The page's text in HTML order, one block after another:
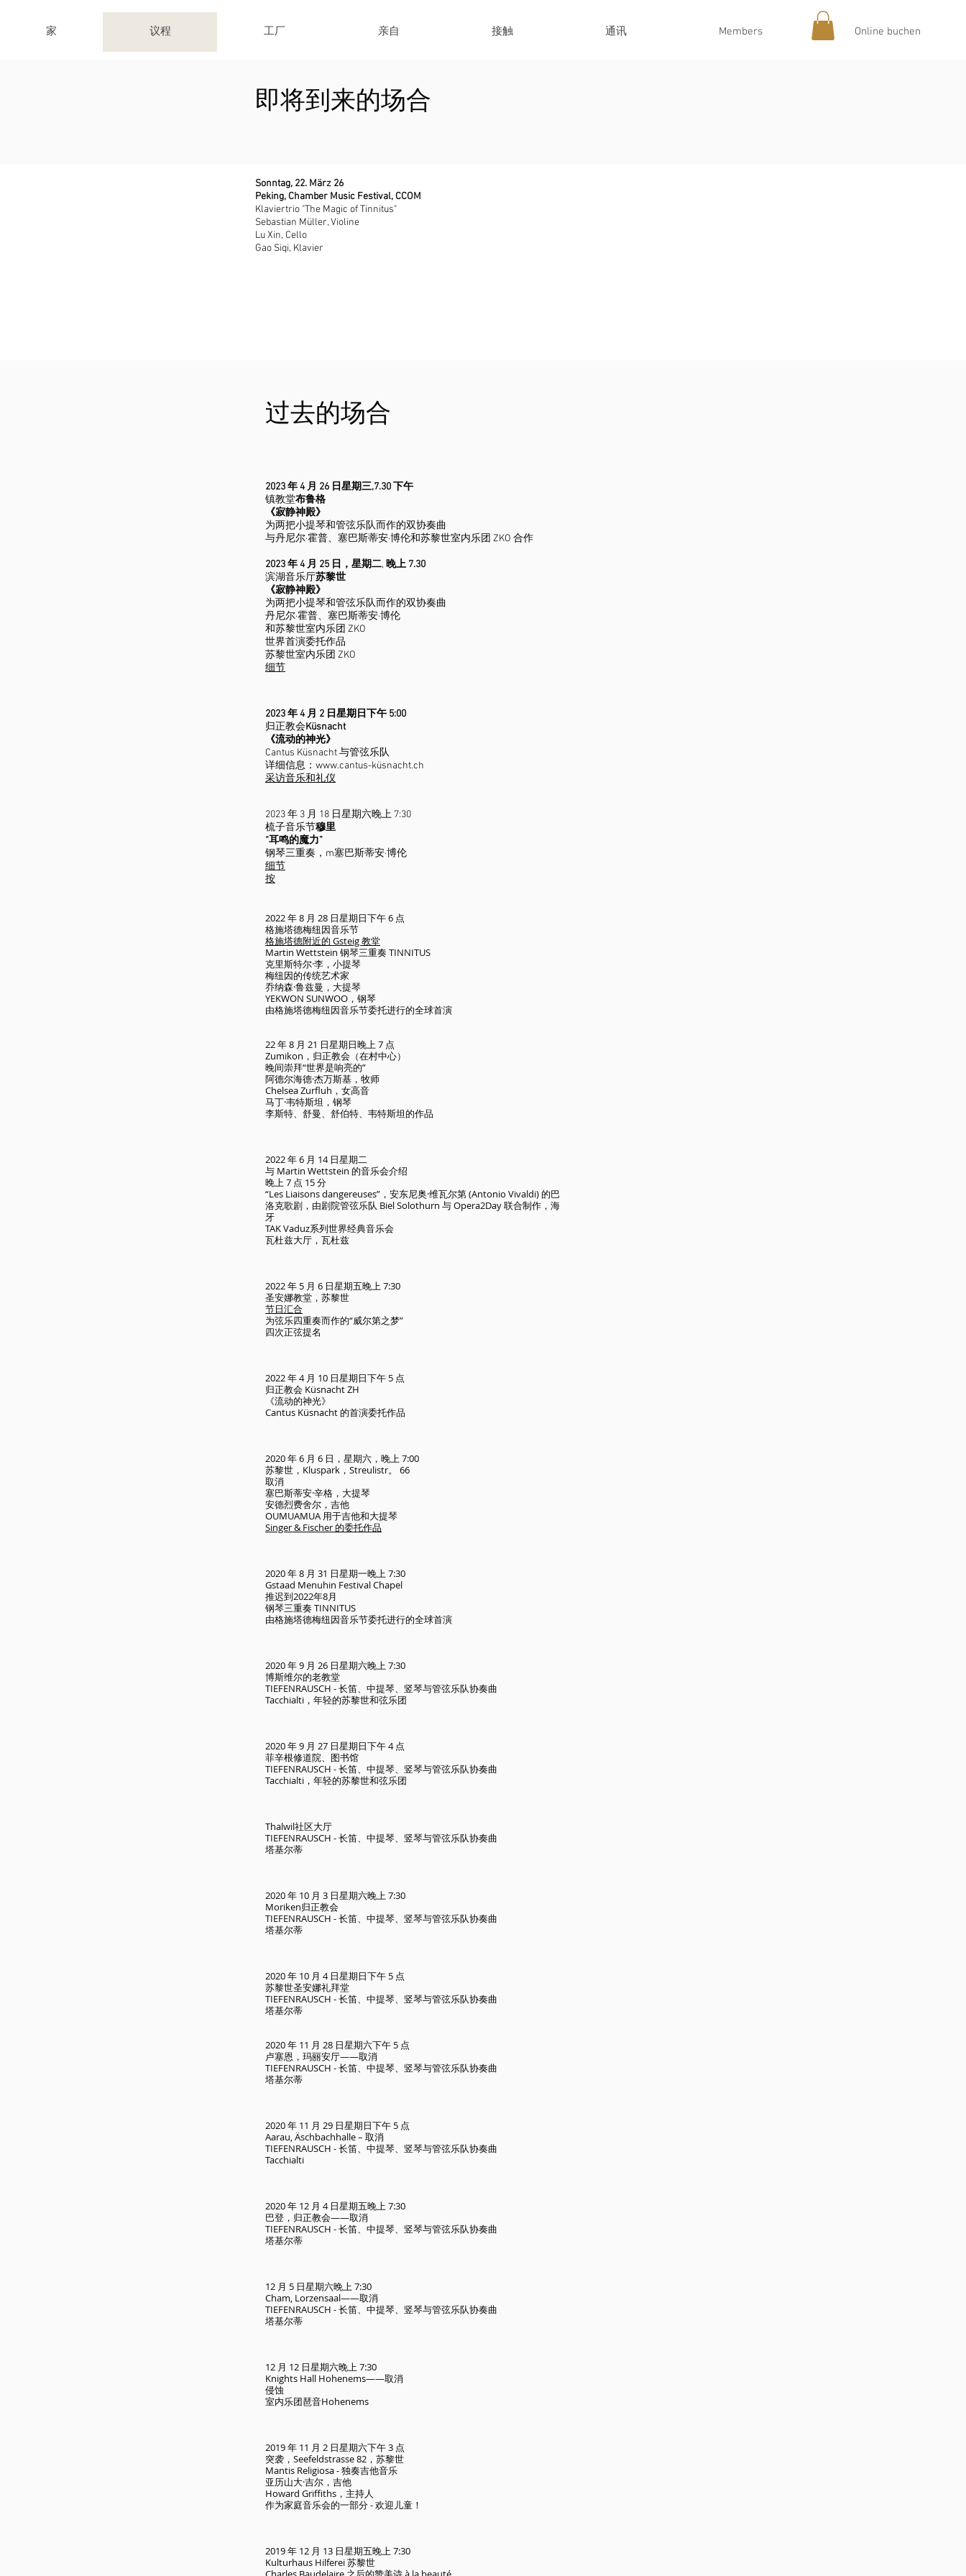
家 议程 工厂 亲自 接触 通讯 Members Online buchen
即将到来的场合
Sonntag, 22. März 26
Peking, Chamber Music Festival, CCOM
Klaviertrio "The Magic of Tinnitus"
Sebastian Müller, Violine
Lu Xin, Cello
Gao Siqi, Klavier
过去的场合
2023 年 4 月 26 日星期三,7.30 下午
镇教堂布鲁格
《寂静神殿》
为两把小提琴和管弦乐队而作的双协奏曲
与丹尼尔·霍普、塞巴斯蒂安·博伦和苏黎世室内乐团 ZKO 合作
2023 年 4 月 25 日，星期二, 晚上 7.30
滨湖音乐厅苏黎世
《寂静神殿》
为两把小提琴和管弦乐队而作的双协奏曲
丹尼尔·霍普、塞巴斯蒂安·博伦
和苏黎世室内乐团 ZKO
世界首演委托作品
苏黎世室内乐团 ZKO
细节
2023 年 4 月 2 日星期日下午 5:00
归正教会Küsnacht
《流动的神光》
Cantus Küsnacht 与管弦乐队
详细信息： www.cantus-küsnacht.ch
采访音乐和礼仪
2023 年 3 月 18 日星期六晚上 7:30
梳子音乐节穆里
“耳鸣的魔力”
钢琴三重奏，m塞巴斯蒂安·博伦
细节
按
2022 年 8 月 28 日星期日下午 6 点
格施塔德梅纽因音乐节
格施塔德附近的 Gsteig 教堂
Martin Wettstein 钢琴三重奏 TINNITUS
克里斯特尔·李，小提琴
梅纽因的传统艺术家
乔纳森·鲁兹曼，大提琴
YEKWON SUNWOO，钢琴
由格施塔德梅纽因音乐节委托进行的全球首演
22 年 8 月 21 日星期日晚上 7 点
Zumikon，归正教会（在村中心）
晚间崇拜“世界是响亮的”
阿德尔海德·杰万斯基，牧师
Chelsea Zurfluh，女高音
马丁·韦特斯坦，钢琴
李斯特、舒曼、舒伯特、韦特斯坦的作品
2022 年 6 月 14 日星期二
与 Martin Wettstein 的音乐会介绍
晚上 7 点 15 分
“Les Liaisons dangereuses”，安东尼奥·维瓦尔第 (Antonio Vivaldi) 的巴
洛克歌剧，由剧院管弦乐队 Biel Solothurn 与 Opera2Day 联合制作，海
牙
TAK Vaduz系列世界经典音乐会
瓦杜兹大厅，瓦杜兹​
2022 年 5 月 6 日星期五晚上 7:30
圣安娜教堂，苏黎世
节日汇合
为弦乐四重奏而作的“威尔第之梦”
四次正弦提名
2022 年 4 月 10 日星期日下午 5 点
归正教会 Küsnacht ZH
《流动的神光》
Cantus Küsnacht 的首演委托作品
2020 年 6 月 6 日，星期六，晚上 7:00
苏黎世，Kluspark，Streulistr。 66
取消
塞巴斯蒂安·辛格，大提琴
安德烈费舍尔，吉他
​OUMUAMUA 用于吉他和大提琴
Singer & Fischer 的委托作品
2020 年 8 月 31 日星期一晚上 7:30
Gstaad Menuhin Festival Chapel
推迟到2022年8月
钢琴三重奏 TINNITUS
由格施塔德梅纽因音乐节委托进行的全球首演
2020 年 9 月 26 日星期六晚上 7:30
博斯维尔的老教堂
TIEFENRAUSCH - 长笛、中提琴、竖琴与管弦乐队协奏曲
Tacchialti，年轻的苏黎世和弦乐团
2020 年 9 月 27 日星期日下午 4 点
菲辛根修道院、图书馆
TIEFENRAUSCH - 长笛、中提琴、竖琴与管弦乐队协奏曲
Tacchialti，年轻的苏黎世和弦乐团
Thalwil社区大厅
TIEFENRAUSCH - 长笛、中提琴、竖琴与管弦乐队协奏曲
塔基尔蒂
2020 年 10 月 3 日星期六晚上 7:30
Moriken归正教会
TIEFENRAUSCH - 长笛、中提琴、竖琴与管弦乐队协奏曲
塔基尔蒂
2020 年 10 月 4 日星期日下午 5 点
苏黎世圣安娜礼拜堂
TIEFENRAUSCH - 长笛、中提琴、竖琴与管弦乐队协奏曲
塔基尔蒂
2020 年 11 月 28 日星期六下午 5 点
卢塞恩，玛丽安厅——取消
TIEFENRAUSCH - 长笛、中提琴、竖琴与管弦乐队协奏曲
塔基尔蒂
2020 年 11 月 29 日星期日下午 5 点
Aarau, Äschbachhalle – 取消
TIEFENRAUSCH - 长笛、中提琴、竖琴与管弦乐队协奏曲
Tacchialti​
2020 年 12 月 4 日星期五晚上 7:30
巴登，归正教会——取消
TIEFENRAUSCH - 长笛、中提琴、竖琴与管弦乐队协奏曲
塔基尔蒂
12 月 5 日星期六晚上 7:30
Cham, Lorzensaal——取消
TIEFENRAUSCH - 长笛、中提琴、竖琴与管弦乐队协奏曲
塔基尔蒂
12 月 12 日星期六晚上 7:30
Knights Hall Hohenems——取消
侵蚀
室内乐团琶音Hohenems
2019 年 11 月 2 日星期六下午 3 点
突袭，Seefeldstrasse 82，苏黎世
Mantis Religiosa - 独奏吉他音乐
亚历山大·吉尔，吉他
Howard Griffiths，主持人​
作为家庭音乐会的一部分 - 欢迎儿童！
2019 年 12 月 13 日星期五晚上 7:30
Kulturhaus Hilferei 苏黎世